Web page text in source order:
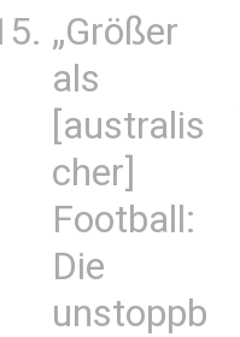
„Größer
als
[australis
cher]
Football:
Die
unstoppb